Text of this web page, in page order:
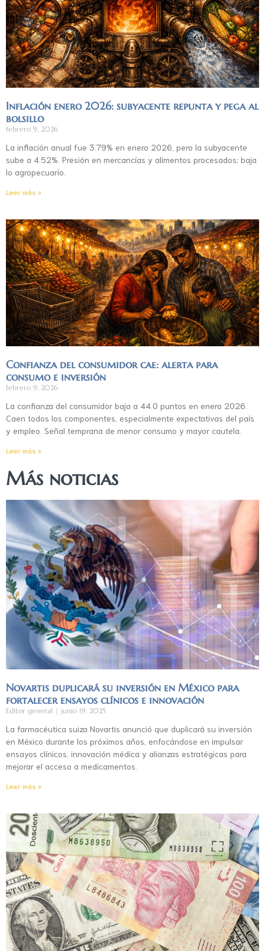
Inflación enero 2026: subyacente repunta y pega al
bolsillo
febrero 9, 2026
La inflación anual fue 3.79% en enero 2026, pero la subyacente
sube a 4.52%. Presión en mercancías y alimentos procesados; baja
lo agropecuario.
Leer más »
Confianza del consumidor cae: alerta para
consumo e inversión
febrero 9, 2026
La confianza del consumidor baja a 44.0 puntos en enero 2026.
Caen todos los componentes, especialmente expectativas del país
y empleo. Señal temprana de menor consumo y mayor cautela.
Leer más »
Más noticias
Novartis duplicará su inversión en México para
fortalecer ensayos clínicos e innovación
Editor general junio 19, 2025
La farmacéutica suiza Novartis anunció que duplicará su inversión
en México durante los próximos años, enfocándose en impulsar
ensayos clínicos, innovación médica y alianzas estratégicas para
mejorar el acceso a medicamentos.
Leer más »